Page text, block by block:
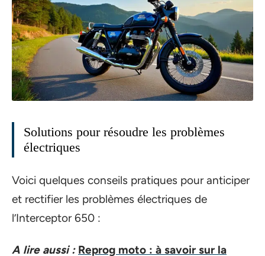
Solutions pour résoudre les problèmes
électriques
Voici quelques conseils pratiques pour anticiper
et rectifier les problèmes électriques de
l’Interceptor 650 :
A lire aussi : Reprog moto : à savoir sur la